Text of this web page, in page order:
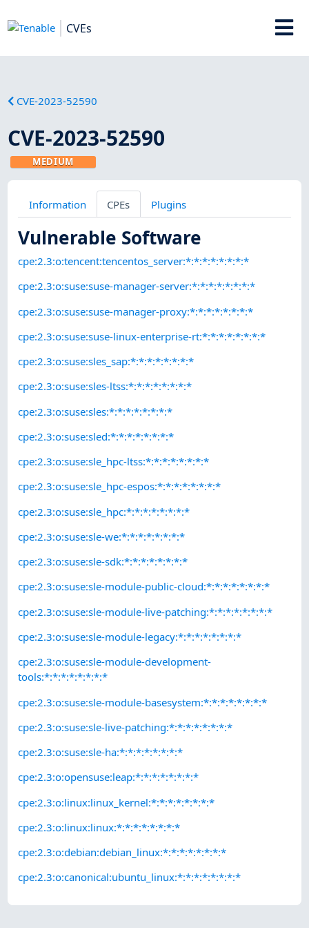
CVEs
CVE-2023-52590
CVE-2023-52590
MEDIUM
Information CPEs Plugins
Vulnerable Software
cpe:2.3:o:tencent:tencentos_server:*:*:*:*:*:*:*:*
cpe:2.3:o:suse:suse-manager-server:*:*:*:*:*:*:*:*
cpe:2.3:o:suse:suse-manager-proxy:*:*:*:*:*:*:*:*
cpe:2.3:o:suse:suse-linux-enterprise-rt:*:*:*:*:*:*:*:*
cpe:2.3:o:suse:sles_sap:*:*:*:*:*:*:*:*
cpe:2.3:o:suse:sles-ltss:*:*:*:*:*:*:*:*
cpe:2.3:o:suse:sles:*:*:*:*:*:*:*:*
cpe:2.3:o:suse:sled:*:*:*:*:*:*:*:*
cpe:2.3:o:suse:sle_hpc-ltss:*:*:*:*:*:*:*:*
cpe:2.3:o:suse:sle_hpc-espos:*:*:*:*:*:*:*:*
cpe:2.3:o:suse:sle_hpc:*:*:*:*:*:*:*:*
cpe:2.3:o:suse:sle-we:*:*:*:*:*:*:*:*
cpe:2.3:o:suse:sle-sdk:*:*:*:*:*:*:*:*
cpe:2.3:o:suse:sle-module-public-cloud:*:*:*:*:*:*:*:*
cpe:2.3:o:suse:sle-module-live-patching:*:*:*:*:*:*:*:*
cpe:2.3:o:suse:sle-module-legacy:*:*:*:*:*:*:*:*
cpe:2.3:o:suse:sle-module-development-
tools:*:*:*:*:*:*:*:*
cpe:2.3:o:suse:sle-module-basesystem:*:*:*:*:*:*:*:*
cpe:2.3:o:suse:sle-live-patching:*:*:*:*:*:*:*:*
cpe:2.3:o:suse:sle-ha:*:*:*:*:*:*:*:*
cpe:2.3:o:opensuse:leap:*:*:*:*:*:*:*:*
cpe:2.3:o:linux:linux_kernel:*:*:*:*:*:*:*:*
cpe:2.3:o:linux:linux:*:*:*:*:*:*:*:*
cpe:2.3:o:debian:debian_linux:*:*:*:*:*:*:*:*
cpe:2.3:o:canonical:ubuntu_linux:*:*:*:*:*:*:*:*